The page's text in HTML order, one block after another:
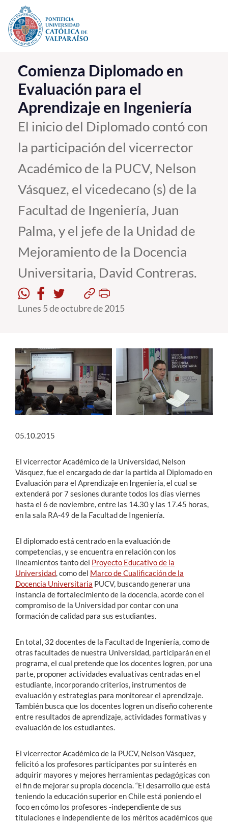
Click acá para ir directamente al contenido
La Universidad
Investigación, Creación e Innovación
PUCV Internacional
Vinculación con el Medio
Admisión
Estudiantes
Académicos
Funcionarios
Alumni
English
Comienza Diplomado en
Evaluación para el
Aprendizaje en Ingeniería
El inicio del Diplomado contó con
la participación del vicerrector
Académico de la PUCV, Nelson
Vásquez, el vicedecano (s) de la
Facultad de Ingeniería, Juan
Palma, y el jefe de la Unidad de
Mejoramiento de la Docencia
Universitaria, David Contreras.
Lunes 5 de octubre de 2015
05.10.2015
El vicerrector Académico de la Universidad, Nelson
Vásquez, fue el encargado de dar la partida al Diplomado en
Evaluación para el Aprendizaje en Ingeniería, el cual se
extenderá por 7 sesiones durante todos los días viernes
hasta el 6 de noviembre, entre las 14.30 y las 17.45 horas,
en la sala RA-49 de la Facultad de Ingeniería.
El diplomado está centrado en la evaluación de
competencias, y se encuentra en relación con los
lineamientos tanto del Proyecto Educativo de la
Universidad, como del Marco de Cualificación de la
Docencia Universitaria PUCV, buscando generar una
instancia de fortalecimiento de la docencia, acorde con el
compromiso de la Universidad por contar con una
formación de calidad para sus estudiantes.
En total, 32 docentes de la Facultad de Ingeniería, como de
otras facultades de nuestra Universidad, participarán en el
programa, el cual pretende que los docentes logren, por una
parte, proponer actividades evaluativas centradas en el
estudiante, incorporando criterios, instrumentos de
evaluación y estrategias para monitorear el aprendizaje.
También busca que los docentes logren un diseño coherente
entre resultados de aprendizaje, actividades formativas y
evaluación de los estudiantes.
El vicerrector Académico de la PUCV, Nelson Vásquez,
felicitó a los profesores participantes por su interés en
adquirir mayores y mejores herramientas pedagógicas con
el fin de mejorar su propia docencia. “El desarrollo que está
teniendo la educación superior en Chile está poniendo el
foco en cómo los profesores -independiente de sus
titulaciones e independiente de los méritos académicos que